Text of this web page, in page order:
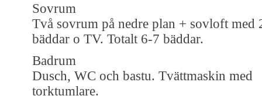
Sovrum
Två sovrum på nedre plan + sovloft med
bäddar o TV. Totalt 6-7 bäddar.
Badrum
Dusch, WC och bastu. Tvättmaskin med
torktumlare.